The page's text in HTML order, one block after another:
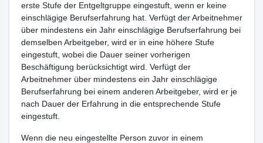
erste Stufe der Entgeltgruppe eingestuft, wenn er keine
einschlägige Berufserfahrung hat. Verfügt der Arbeitnehmer
über mindestens ein Jahr einschlägige Berufserfahrung bei
demselben Arbeitgeber, wird er in eine höhere Stufe
eingestuft, wobei die Dauer seiner vorherigen
Beschäftigung berücksichtigt wird. Verfügt der
Arbeitnehmer über mindestens ein Jahr einschlägige
Berufserfahrung bei einem anderen Arbeitgeber, wird er je
nach Dauer der Erfahrung in die entsprechende Stufe
eingestuft.
Wenn die neu eingestellte Person zuvor in einem